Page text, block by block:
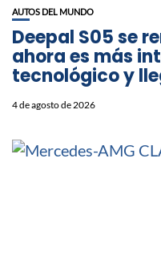
AUTOS DEL MUNDO
Deepal S05 se
ahora es más
tecnológico y
4 de agosto de 2026